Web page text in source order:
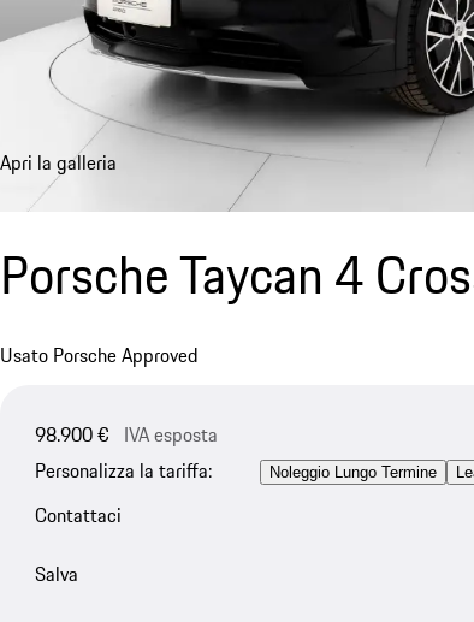
Apri la galleria
Porsche Taycan 4
Usato Porsche Approved
98.900 € IVA esposta
Personalizza la tariffa:
Noleggio Lungo Termine
Contattaci
Salva